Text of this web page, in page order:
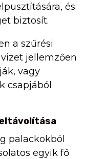
és
biztosít.
a szűrési
jellemzően
vagy
csapjából
palackokból
egyik fő